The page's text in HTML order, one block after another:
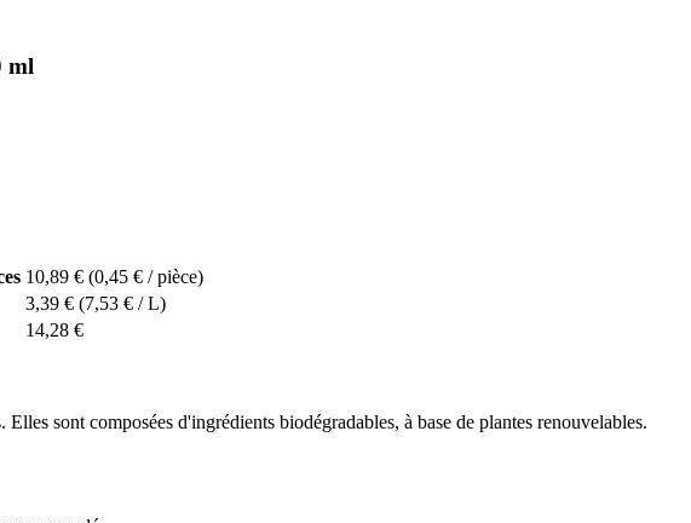
ml
10,89 € (0,45 € / pièce)
3,39 € (7,53 € / L)
14,28 €
sont composées d'ingrédients biodégradables, à base de plantes renouvelables.